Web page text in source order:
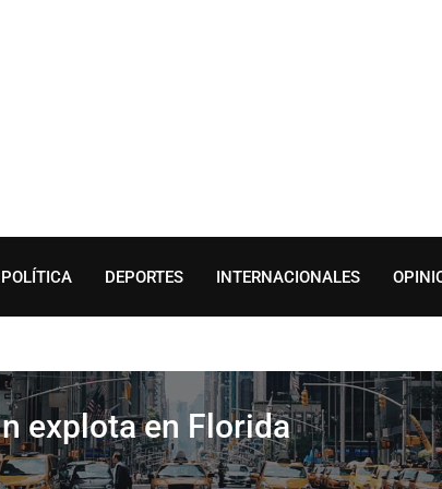
POLÍTICA DEPORTES INTERNACIONALES
explota en Florida